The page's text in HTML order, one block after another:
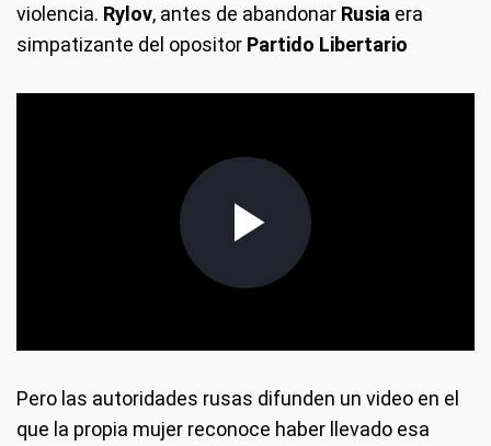
violencia. Rylov, antes de abandonar Rusia era
simpatizante del opositor Partido Libertario
Pero las autoridades rusas difunden un video en el
que la propia mujer reconoce haber llevado esa